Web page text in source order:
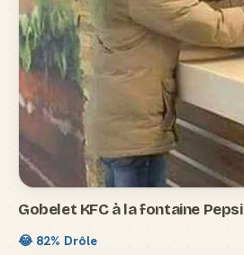
Gobelet KFC à la fontaine Pepsi
😂 82% Drôle